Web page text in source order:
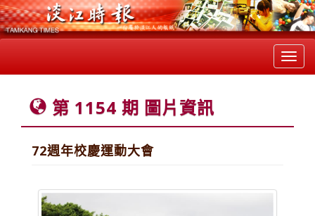
第 1154 期 圖片資訊
72週年校慶運動大會